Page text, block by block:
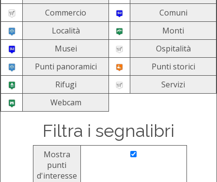
Commercio
Comuni
Località
Monti
Musei
Ospitalità
Punti panoramici
Punti storici
Rifugi
Servizi
Webcam
Filtra i segnalibri
Mostra
punti
d'interesse